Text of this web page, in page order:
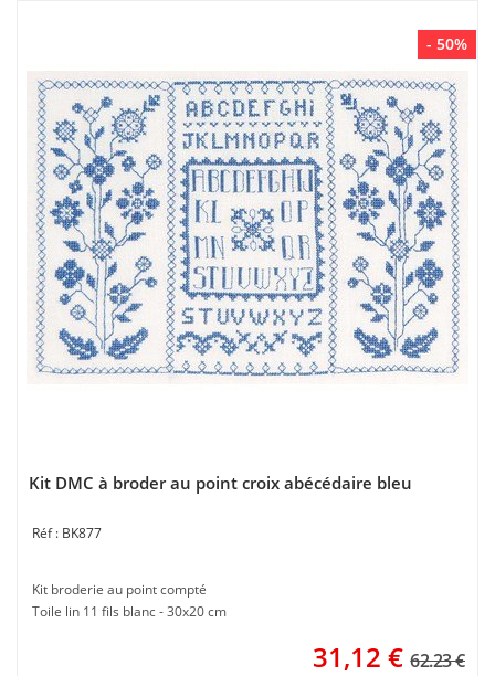
- 50%
Kit DMC à broder au point croix abécédaire bleu
BK877
Kit broderie au point compté
Toile lin 11 fils blanc - 30x20 cm
31,12 € 62.23 €